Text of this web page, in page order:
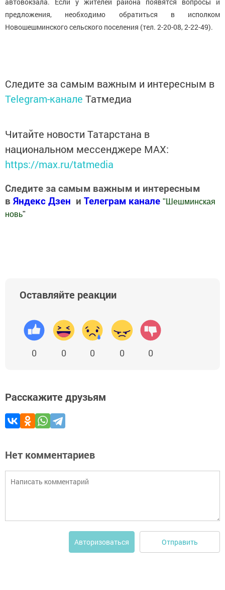
автовокзала. Если у жителей района появятся вопросы и
предложения, необходимо обратиться в исполком
Новошешминского сельского поселения (тел. 2-20-08, 2-22-49).
Следите за самым важным и интересным в
Telegram-канале Татмедиа
Читайте новости Татарстана в
национальном мессенджере MАХ:
https://max.ru/tatmedia
Следите за самым важным и интересным
в Яндекс Дзен и Телеграм канале " Шешминская
новь"
Оставляйте реакции
0 0 0 0 0
Расскажите друзьям
Нет комментариев
Авторизоваться Отправить